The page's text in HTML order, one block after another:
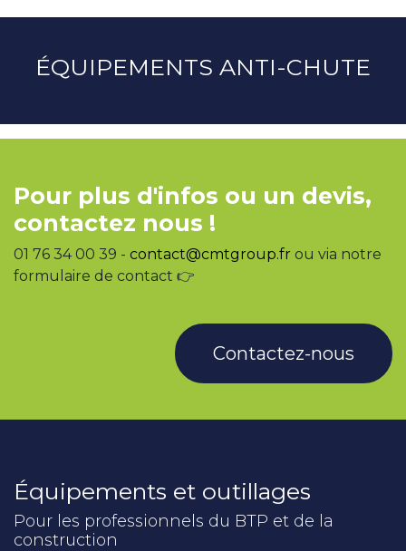
ÉQUIPEMENTS ANTI-CHUTE
Pour plus d'infos ou un devis,
contactez nous !
01 76 34 00 39 - contact@cmtgroup.fr ou via notre
formulaire de contact 👉
Contactez-nous
Équipements et outillages
Pour les professionnels du BTP et de la
construction